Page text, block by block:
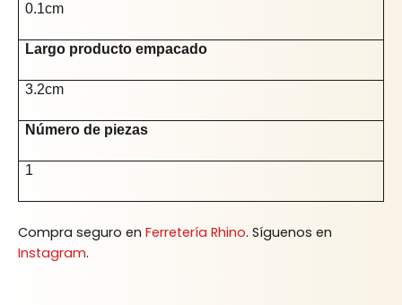
0.1cm
Largo producto empacado
3.2cm
Número de piezas
1
Compra seguro en Ferretería Rhino. Síguenos en
Instagram.